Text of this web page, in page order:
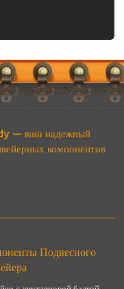
— ваш надежный
компонентов
Подвесного